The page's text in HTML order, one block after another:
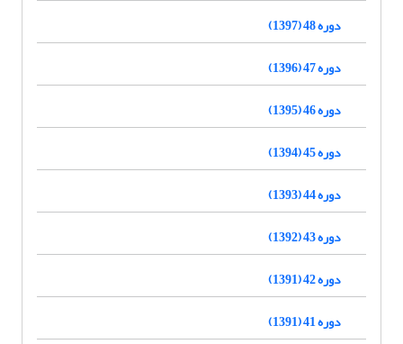
دوره 48 (1397)
دوره 47 (1396)
دوره 46 (1395)
دوره 45 (1394)
دوره 44 (1393)
دوره 43 (1392)
دوره 42 (1391)
دوره 41 (1391)